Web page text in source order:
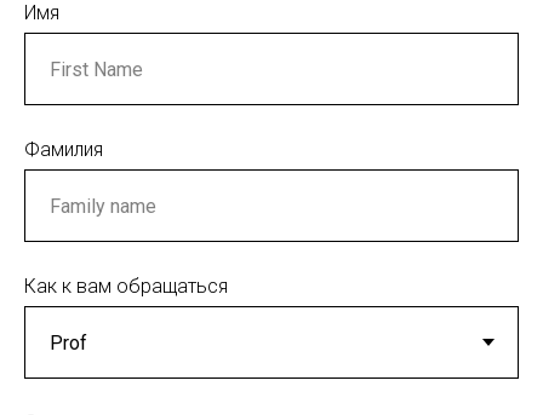
Имя
Фамилия
Как к вам обращаться